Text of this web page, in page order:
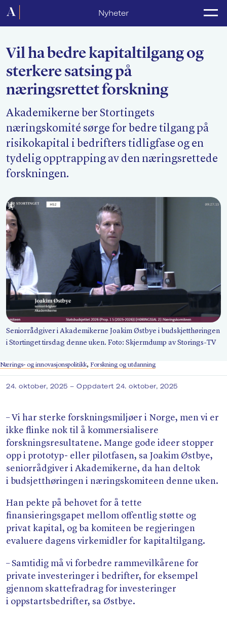
Nyheter
Forside
Lønnsoppgjør
Medlemsforeninger
Kurs og konferanser
For media
Akademikerne Pluss
Nyheter
Om Akademikerne
Søk
Vil ha bedre kapitaltilgang og
sterkere satsing på
næringsrettet forskning
Akademikerne ber Stortingets
næringskomité sørge for bedre tilgang på
risikokapital i bedrifters tidligfase og en
tydelig opptrapping av den næringsrettede
forskningen.
Seniorrådgiver i Akademikerne Joakim Østbye i budskjetthøringen
i Stortinget tirsdag denne uken. Foto: Skjermdump av Storings-TV
Nærings- og innovasjonspolitikk, Forskning og utdanning
24. oktober, 2025– Oppdatert 24. oktober, 2025
– Vi har sterke forskningsmiljøer i Norge, men vi er
ikke flinke nok til å kommersialisere
forskningsresultatene. Mange gode ideer stopper
opp i prototyp- eller pilotfasen, sa Joakim Østbye,
seniorrådgiver i Akademikerne, da han deltok
i budsjetthøringen i næringskomiteen denne uken.
Han pekte på behovet for å tette
finansieringsgapet mellom offentlig støtte og
privat kapital, og ba komiteen be regjeringen
evaluere dagens virkemidler for kapitaltilgang.
– Samtidig må vi forbedre rammevilkårene for
private investeringer i bedrifter, for eksempel
gjennom skattefradrag for investeringer
i oppstartsbedrifter, sa Østbye.